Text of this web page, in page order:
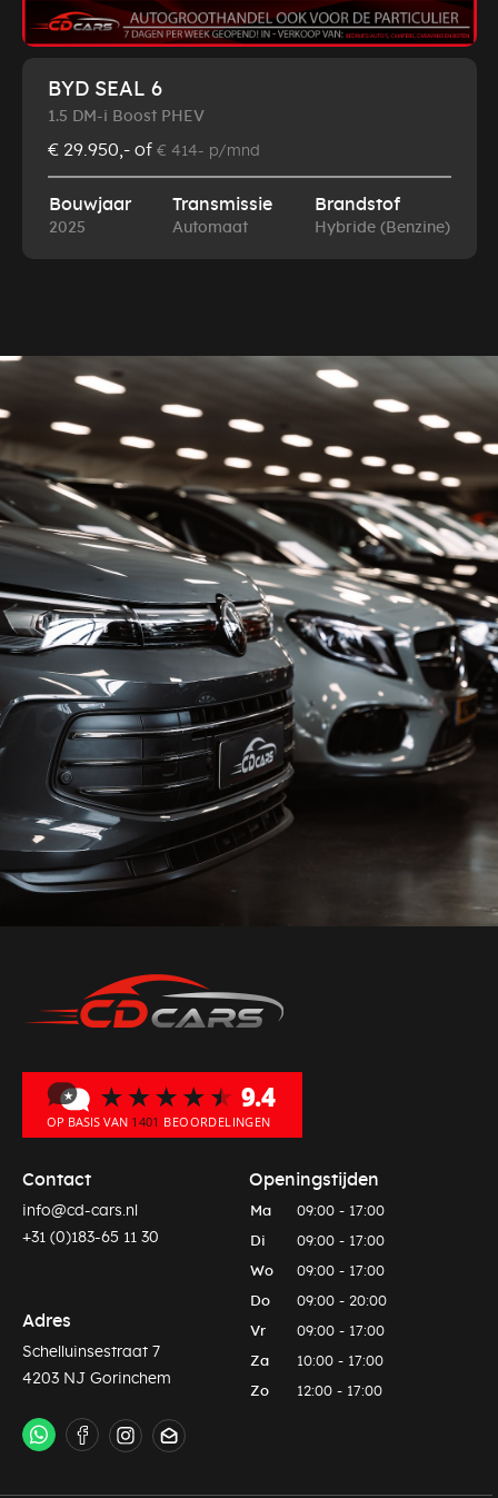
BYD SEAL 6
1.5 DM-i Boost PHEV
€ 29.950,- of € 414- p/mnd
Bouwjaar
2025
Transmissie
Automaat
Brandstof
Hybride (Benzine)
Contact
info@cd-cars.nl
+31 (0)183-65 11 30
Adres
Schelluinsestraat 7
4203 NJ Gorinchem
Openingstijden
Ma 09:00 - 17:00
Di 09:00 - 17:00
Wo 09:00 - 17:00
Do 09:00 - 20:00
Vr 09:00 - 17:00
Za 10:00 - 17:00
Zo 12:00 - 17:00